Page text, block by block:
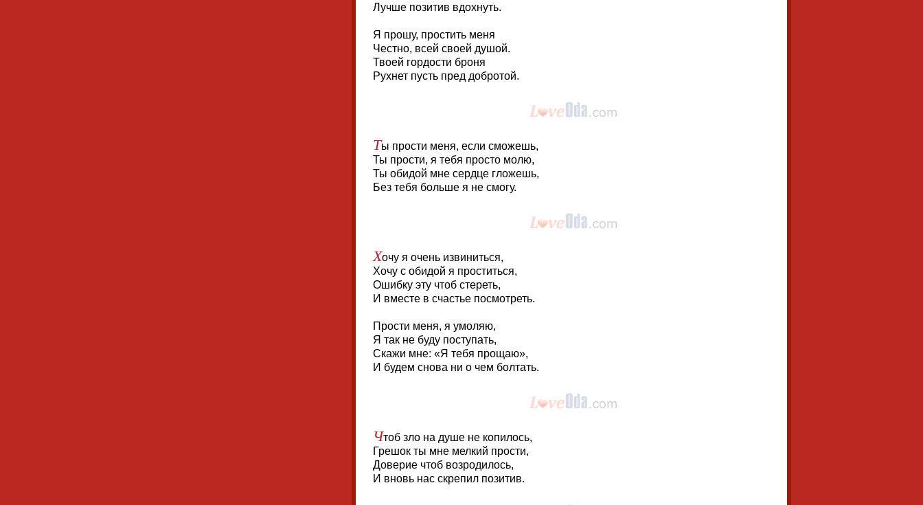
Лучше позитив вдохнуть.
Я прошу, простить меня
Честно, всей своей душой.
Твоей гордости броня
Рухнет пусть пред добротой.
Ты прости меня, если сможешь,
Ты прости, я тебя просто молю,
Ты обидой мне сердце гложешь,
Без тебя больше я не смогу.
Хочу я очень извиниться,
Хочу с обидой я проститься,
Ошибку эту чтоб стереть,
И вместе в счастье посмотреть.
Прости меня, я умоляю,
Я так не буду поступать,
Скажи мне: «Я тебя прощаю»,
И будем снова ни о чем болтать.
Чтоб зло на душе не копилось,
Грешок ты мне мелкий прости,
Доверие чтоб возродилось,
И вновь нас скрепил позитив.